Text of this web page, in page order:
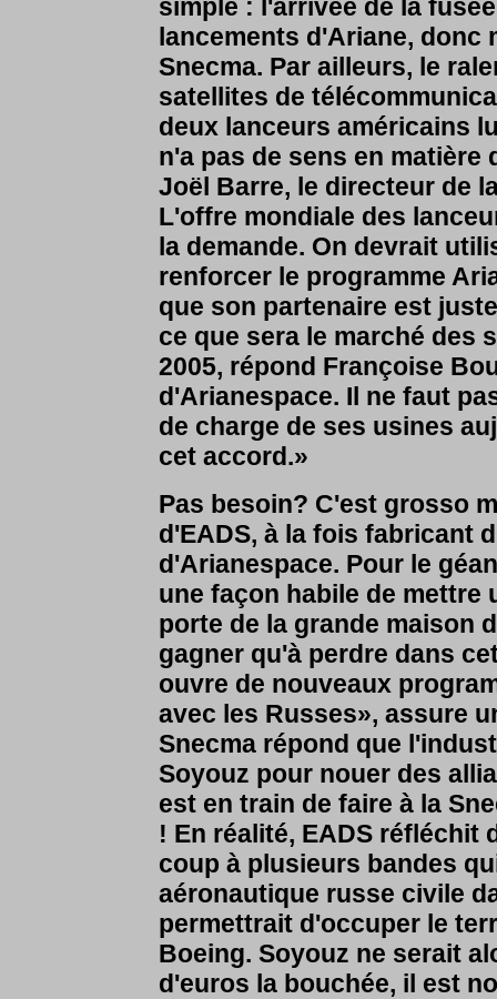
simple : l'arrivée de la
lancements d'Ariane, donc
Snecma. Par ailleurs, le
satellites de
deux lanceurs américains
n'a pas de sens en
Joël Barre, le directeur de
L'offre mondiale des
la demande. On devrait
renforcer le programme
que son partenaire est
ce que sera le marché des
2005, répond Françoise
d'Arianespace. Il ne faut
de charge de ses usines
cet accord.»
Pas besoin? C'est grosso
d'EADS, à la fois fabricant
d'Arianespace. Pour le
une façon habile de mettre
porte de la grande maison
gagner qu'à perdre dans
ouvre de nouveaux
avec les Russes», assure
Snecma répond que
Soyouz pour nouer des
est en train de faire à la
! En réalité, EADS réfléchit
coup à plusieurs bandes
aéronautique russe civile
permettrait d'occuper le
Boeing. Soyouz ne serait
d'euros la bouchée, il est